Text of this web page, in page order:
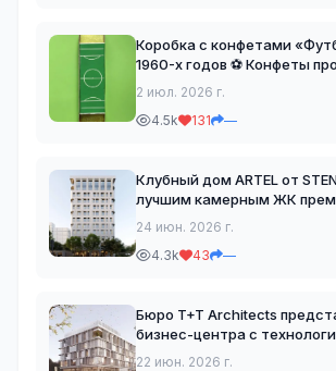
Коробка с конфетами
1960-х годов ⚽️ Конфеты производились
на Луганской
страны. Сейчас на
2 июл. 2026 г.
4.5k
131 —
Клубный дом ARTEL от
лучшим камерным ЖК
уровня на премии «Рекорды
возводится в
24 июн. 2026 г.
4.3k
43 —
Бюро T+T Architects
бизнес-центра с
решениями в Москве. Архитектурная
22 июн. 2026 г.